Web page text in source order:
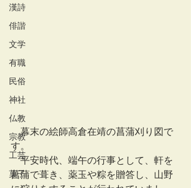
漢詩
俳諧
文学
有職
民俗
神社
仏教
宗教
工芸
菓子
幕末の絵師高倉在靖の菖蒲刈り図で
す。
平安時代、端午の行事として、軒を
菖蒲で葺き、薬玉や粽を贈答し、山野